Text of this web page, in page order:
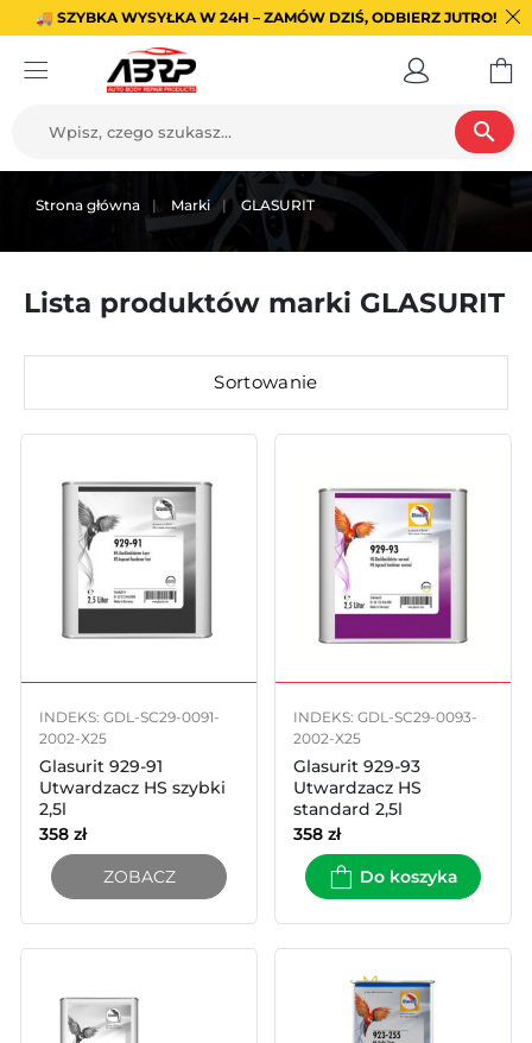
🚚 SZYBKA WYSYŁKA W 24H – ZAMÓW DZIŚ, ODBIERZ JUTRO!
search
Strona główna Marki GLASURIT
Lista produktów marki GLASURIT
Sortowanie
INDEKS: GDL-SC29-0091-
2002-X25
Glasurit 929-91
Utwardzacz HS szybki
2,5l
358 zł
ZOBACZ
INDEKS: GDL-SC29-0093-
2002-X25
Glasurit 929-93
Utwardzacz HS
standard 2,5l
358 zł
Do koszyka